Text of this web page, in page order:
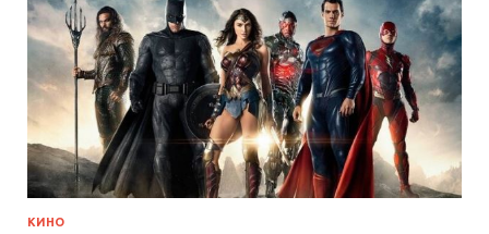
КИНО